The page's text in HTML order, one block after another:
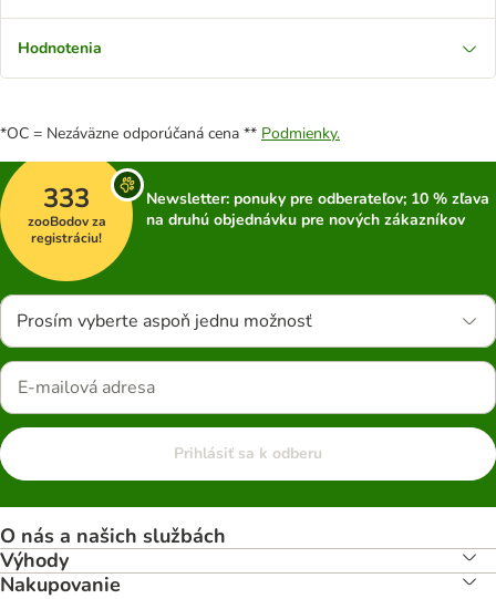
Hodnotenia
*OC = Nezáväzne odporúčaná cena ** Podmienky.
333
zooBodov za
registráciu!
Newsletter: ponuky pre odberateľov; 10 % zľava
na druhú objednávku pre nových zákazníkov
Prosím vyberte aspoň jednu možnosť
Prihlásiť sa k odberu
O nás a našich službách
Výhody
Nakupovanie